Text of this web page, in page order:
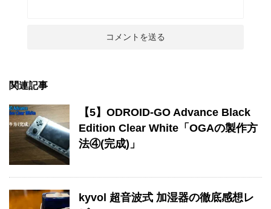
関連記事
【5】ODROID-GO Advance Black
Edition Clear White「OGAの製作方
法④(完成)」
kyvol 超音波式 加湿器の徹底感想レ